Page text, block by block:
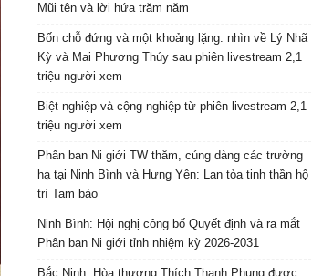
Mũi tên và lời hứa trăm năm
Bốn chỗ đứng và một khoảng lặng: nhìn về Lý Nhã
Kỳ và Mai Phương Thúy sau phiên livestream 2,1
triệu người xem
Biệt nghiệp và cộng nghiệp từ phiên livestream 2,1
triệu người xem
Phân ban Ni giới TW thăm, cúng dàng các trường
hạ tại Ninh Bình và Hưng Yên: Lan tỏa tinh thần hộ
trì Tam bảo
Ninh Bình: Hội nghị công bố Quyết định và ra mắt
Phân ban Ni giới tỉnh nhiệm kỳ 2026-2031
Bắc Ninh: Hòa thượng Thích Thanh Phụng được